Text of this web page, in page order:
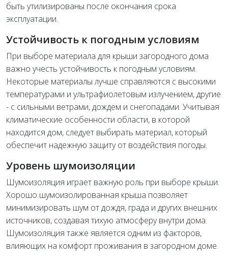
быть утилизированы после окончания срока
эксплуатации.
Устойчивость к погодным условиям
При выборе материала для крыши загородного дома
важно учесть устойчивость к погодным условиям.
Некоторые материалы лучше справляются с высокими
температурами и ультрафиолетовым излучением, другие
- с сильными ветрами, дождем и снегопадами. Учитывая
климатические особенности области, в которой
находится дом, следует выбирать материал, который
обеспечит надежную защиту от воздействия погоды.
Уровень шумоизоляции
Шумоизоляция играет важную роль при выборе крыши.
Хорошо шумоизолированная крыша позволяет
минимизировать шум от дождя, града и других внешних
источников, создавая тихую атмосферу внутри дома.
Шумоизоляция также является одним из факторов,
влияющих на комфорт проживания в загородном доме.